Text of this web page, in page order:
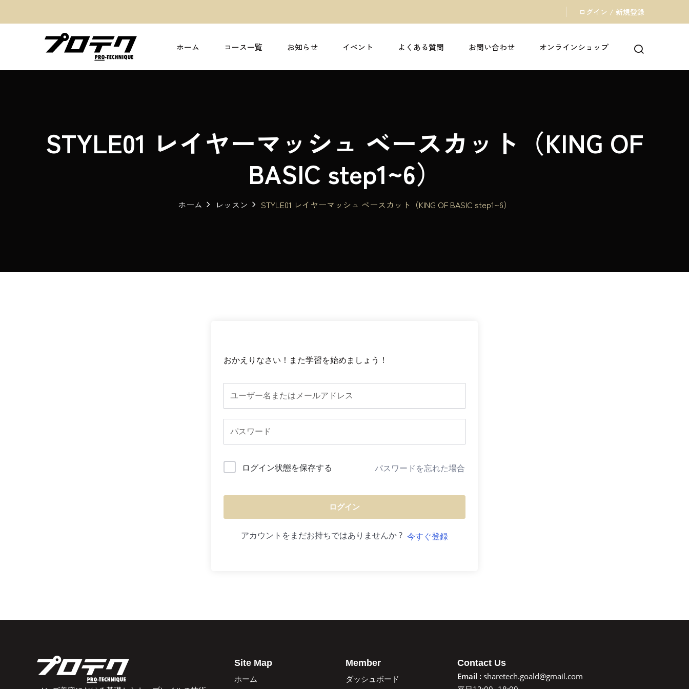
ログイン / 新規登録
ホーム コース一覧 お知らせ イベント よくある質問 お問い合わせ オンラインショップ
STYLE01 レイヤーマッシュ ベースカット（KING OF
BASIC step1~6）
ホーム レッスン STYLE01 レイヤーマッシュ ベースカット（KING OF BASIC step1~6）
おかえりなさい！また学習を始めましょう！
ログイン状態を保存する パスワードを忘れた場合
ログイン
アカウントをまだお持ちではありませんか ? 今すぐ登録
Site Map
ホーム
Member
ダッシュボード
Contact Us
Email : sharetech.goald@gmail.com